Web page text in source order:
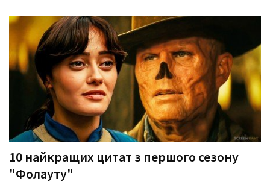
10 найкращих цитат з першого сезону
"Фолауту"